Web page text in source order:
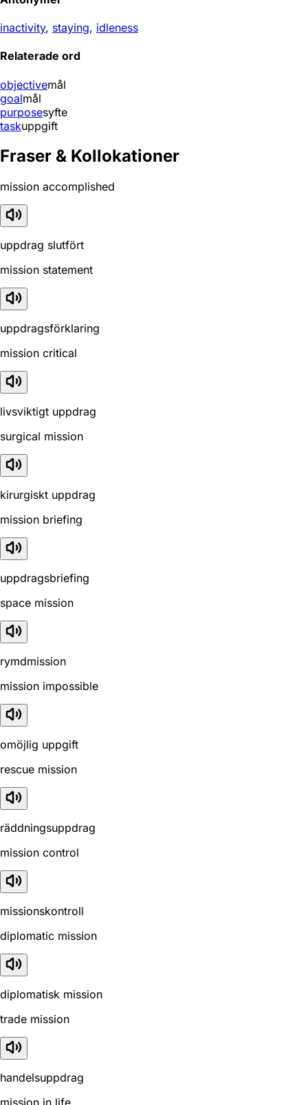
inactivity, staying, idleness
Relaterade ord
objectivemål
goalmål
purposesyfte
taskuppgift
Fraser & Kollokationer
mission accomplished
uppdrag slutfört
mission statement
uppdragsförklaring
mission critical
livsviktigt uppdrag
surgical mission
kirurgiskt uppdrag
mission briefing
uppdragsbriefing
space mission
rymdmission
mission impossible
omöjlig uppgift
rescue mission
räddningsuppdrag
mission control
missionskontroll
diplomatic mission
diplomatisk mission
trade mission
handelsuppdrag